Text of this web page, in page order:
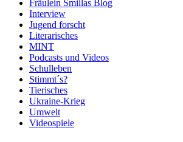
Fräulein Smillas Blog
Interview
Jugend forscht
Literarisches
MINT
Podcasts und Videos
Schulleben
Stimmt´s?
Tierisches
Ukraine-Krieg
Umwelt
Videospiele